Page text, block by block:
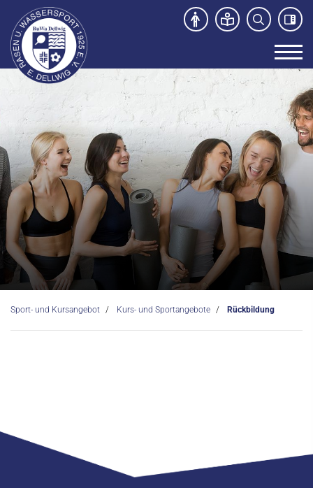
Sport- und Kursangebot Kurs- und Sportangebote Rückbildung
Unser Verein
News
Sport- und Kursangebot
Kurs- und Sportangebote
Schwimmkurse
Kursprogramm
Kooperationen